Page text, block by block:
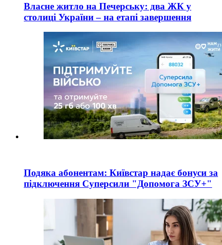
Власне житло на Печерську: два ЖК у
столиці України – на етапі завершення
Подяка абонентам: Київстар надає бонуси за
підключення Суперсили "Допомога ЗСУ+"